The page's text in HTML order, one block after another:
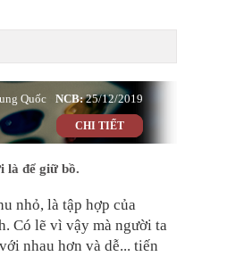
25/12/2019
NCB:
Quốc
CHI TIẾT
là để giữ bồ.
nhỏ, là tập hợp của
Có lẽ vì vậy mà người ta
nhau hơn và dễ... tiến